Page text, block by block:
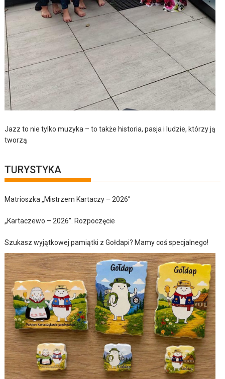
Jazz to nie tylko muzyka – to także historia, pasja i ludzie, którzy ją
tworzą
TURYSTYKA
Matrioszka „Mistrzem Kartaczy – 2026”
„Kartaczewo – 2026”. Rozpoczęcie
Szukasz wyjątkowej pamiątki z Gołdapi? Mamy coś specjalnego!